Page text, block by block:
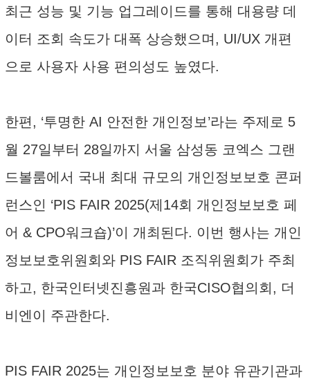
최근 성능 및 기능 업그레이드를 통해 대용량 데
이터 조회 속도가 대폭 상승했으며, UI/UX 개편
으로 사용자 사용 편의성도 높였다.
한편, ‘투명한 AI 안전한 개인정보’라는 주제로 5
월 27일부터 28일까지 서울 삼성동 코엑스 그랜
드볼룸에서 국내 최대 규모의 개인정보보호 콘퍼
런스인 ‘PIS FAIR 2025(제14회 개인정보보호 페
어 & CPO워크숍)’이 개최된다. 이번 행사는 개인
정보보호위원회와 PIS FAIR 조직위원회가 주최
하고, 한국인터넷진흥원과 한국CISO협의회, 더
비엔이 주관한다.
PIS FAIR 2025는 개인정보보호 분야 유관기관과